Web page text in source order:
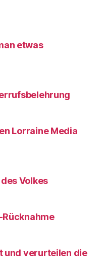
etwas
Lorraine Media
Volkes
und verurteilen die